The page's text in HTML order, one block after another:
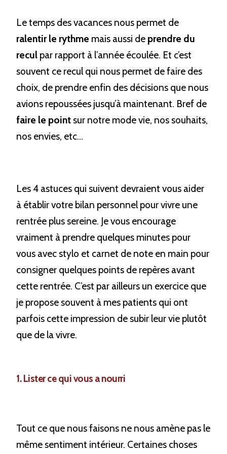
ralentir le rythme mais aussi de prendre du
recul par rapport à l’année écoulée. Et c’est
souvent ce recul qui nous permet de faire des
choix, de prendre enfin des décisions que nous
faire le point sur notre mode vie, nos souhaits,
nos envies, etc…
Les 4 astuces qui suivent devraient vous aider
à établir votre bilan personnel pour vivre une
rentrée plus sereine. Je vous encourage
vraiment à prendre quelques minutes pour
vous avec stylo et carnet de note en main pour
consigner quelques points de repères avant
cette rentrée. C’est par ailleurs un exercice que
je propose souvent à mes patients qui ont
parfois cette impression de subir leur vie plutôt
que de la vivre.
1. Lister ce qui vous a nourri
Tout ce que nous faisons ne nous amène pas le
même sentiment intérieur. Certaines choses